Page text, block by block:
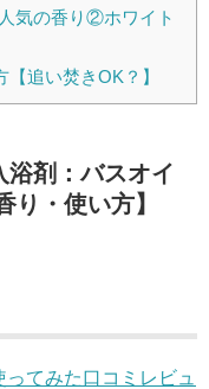
気の香り②ホワイト
追い焚きOK？】
浴剤：バスオイ
り・使い方】
てみた口コミレビュ